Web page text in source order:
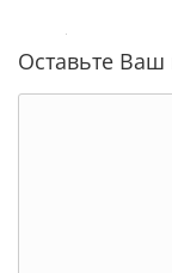
Оставьте